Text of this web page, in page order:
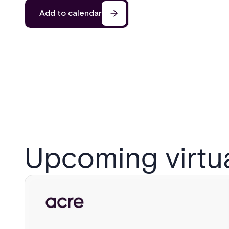
Add to calendar
Upcoming